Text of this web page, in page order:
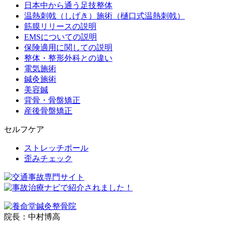
日本中から通う足技整体
温熱刺戟（しげき）施術（樋口式温熱刺戟）
筋膜リリースの説明
EMSについての説明
保険適用に関しての説明
整体・整形外科との違い
電気施術
鍼灸施術
美容鍼
背骨・骨盤矯正
産後骨盤矯正
セルフケア
ストレッチポール
歪みチェック
院長：中村博高